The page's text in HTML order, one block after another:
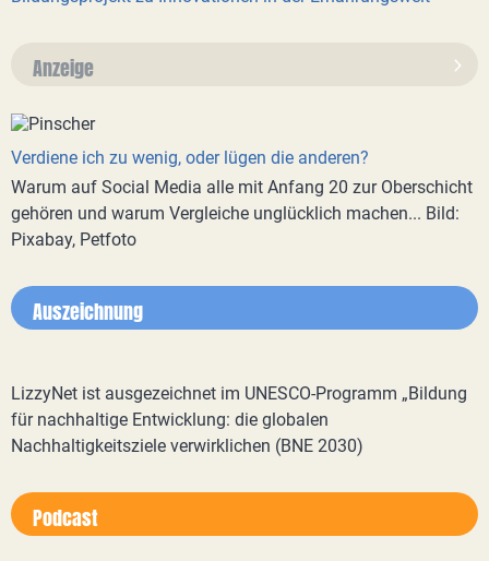
Anzeige
Verdiene ich zu wenig, oder lügen die anderen?
Warum auf Social Media alle mit Anfang 20 zur Oberschicht
gehören und warum Vergleiche unglücklich machen... Bild:
Pixabay, Petfoto
Auszeichnung
LizzyNet ist ausgezeichnet im UNESCO-Programm „Bildung
für nachhaltige Entwicklung: die globalen
Nachhaltigkeitsziele verwirklichen (BNE 2030)
Podcast